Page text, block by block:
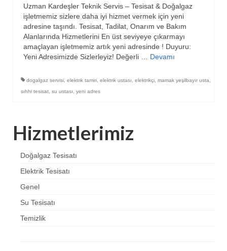
Uzman Kardeşler Teknik Servis – Tesisat & Doğalgaz
işletmemiz sizlere daha iyi hizmet vermek için yeni
adresine taşındı. Tesisat, Tadilat, Onarım ve Bakım
Alanlarında Hizmetlerini En üst seviyeye çıkarmayı
amaçlayan işletmemiz artık yeni adresinde ! Duyuru:
Yeni Adresimizde Sizlerleyiz! Değerli … Devamı
dogalgaz servisi elektrik tamiri elektrik ustası elektrikçi mamak yeşilbayır usta
sıhhi tesisat su ustası yeni adres
Hizmetlerimiz
Doğalgaz Tesisatı
Elektrik Tesisatı
Genel
Su Tesisatı
Temizlik